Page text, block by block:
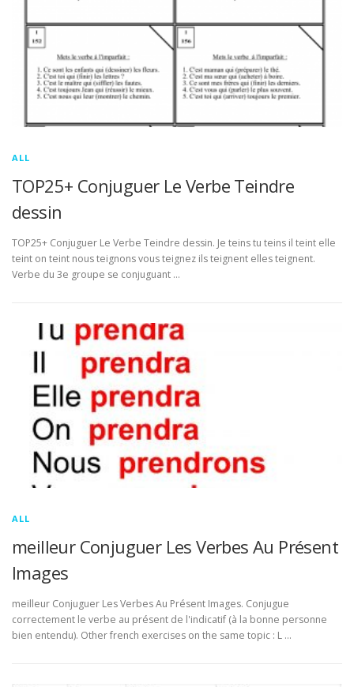
ALL
TOP25+ Conjuguer Le Verbe Teindre
dessin
TOP25+ Conjuguer Le Verbe Teindre dessin. Je teins tu teins il teint elle
teint on teint nous teignons vous teignez ils teignent elles teignent.
Verbe du 3e groupe se conjuguant …
ALL
meilleur Conjuguer Les Verbes Au Présent
Images
meilleur Conjuguer Les Verbes Au Présent Images. Conjugue
correctement le verbe au présent de l'indicatif (à la bonne personne
bien entendu). Other french exercises on the same topic : L …